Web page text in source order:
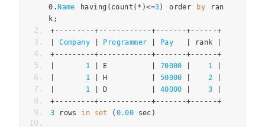
0 . Name having ( count (*)<=3) order by ran
k ;
+---------+------------+-------+------+
Company Programmer Pay rank
+---------+------------+-------+------+
1 E 70000 1
1 H 50000 2
1 D 40000 3
+---------+------------+-------+------+
3 rows in set ( 0.00 sec )